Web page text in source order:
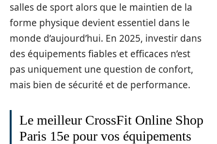
salles de sport alors que le maintien de la
forme physique devient essentiel dans le
monde d’aujourd’hui. En 2025, investir dans
des équipements fiables et efficaces n’est
pas uniquement une question de confort,
mais bien de sécurité et de performance.
Le meilleur CrossFit Online Shop
Paris 15e pour vos équipements